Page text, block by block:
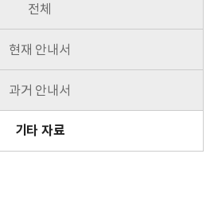
전체
현재 안내서
과거 안내서
기타 자료